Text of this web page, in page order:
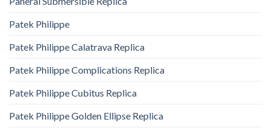
Patek Philippe
Patek Philippe Calatrava Replica
Patek Philippe Complications Replica
Patek Philippe Cubitus Replica
Patek Philippe Golden Ellipse Replica